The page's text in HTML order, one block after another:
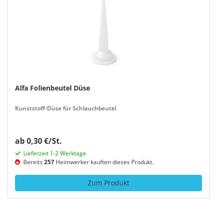
Alfa Folienbeutel Düse
Kunststoff-Düse für Schlauchbeutel
ab 0,30 €/St.
Lieferzeit 1-2 Werktage
Bereits257 Heimwerker kauften dieses Produkt.
Zum Produkt